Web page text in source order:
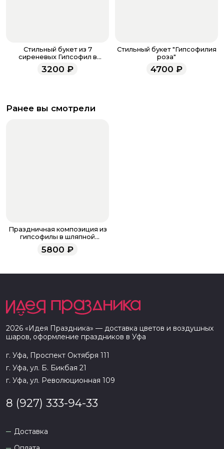
Стильный букет из 7
сиреневых Гипсофил в
матовой бумаге
3200 ₽
Стильный букет "Гипсофилия
роза"
4700 ₽
Ранее вы смотрели
Праздничная композиция из
гипсофилы в шляпной
коробке "Единорог"
5800 ₽
2026 «Идея Праздника» — доставка цветов и воздушных
шаров, оформление праздников в Уфа
г. Уфа, Проспект Октября 111
г. Уфа, ул. Б. Бикбая 21
г. Уфа, ул. Революционная 109
8 (927) 333-94-33
Доставка